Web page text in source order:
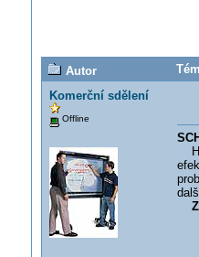
Autor
Komerční sdělení
Offline